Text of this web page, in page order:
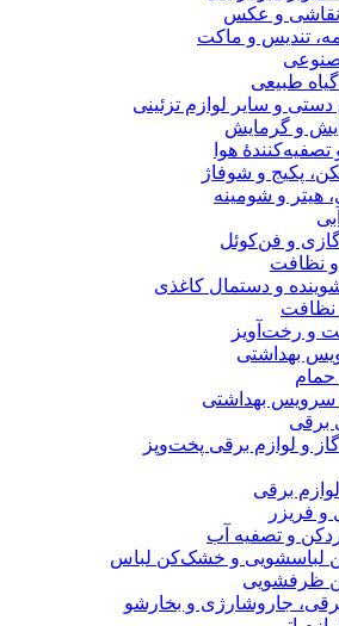
نقاشی و عکس
تندیس و ماکت
طبیعی
دستی و سایر لوازم تزئینی
و گرمایش
تصفیه‌کنندهٔ هوا
پکیج و شوفاژ
هیتر و شومینه
و فن‌کوئل
نظافت
و دستمال کاغذی
نظافت
و رخت‌آویز
بهداشتی
حمام
سرویس بهداشتی
برقی
و لوازم برقی پخت‌وپز
برقی
و فریزر
و تصفیه آب
لباسشویی و خشک‌کن لباس
ظرفشویی
جاروشارژی و بخارشو